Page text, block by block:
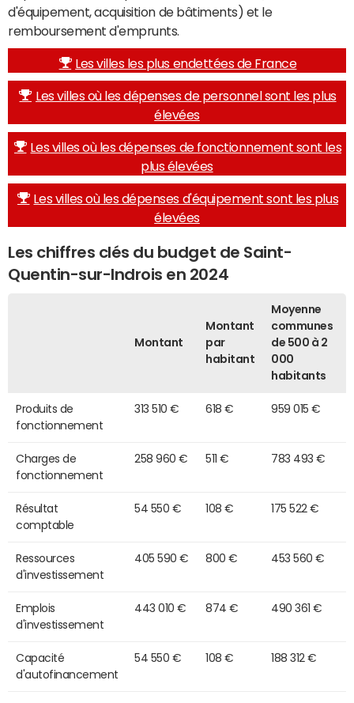
d'équipement, acquisition de bâtiments) et le
remboursement d'emprunts.
Les villes les plus endettées de France
Les villes où les dépenses de personnel sont les plus
élevées
Les villes où les dépenses de fonctionnement sont les
plus élevées
Les villes où les dépenses d'équipement sont les plus
élevées
Les chiffres clés du budget de Saint-
Quentin-sur-Indrois en 2024
Montant
Montant
par
habitant
Moyenne
communes
de 500 à 2
000
habitants
Produits de
fonctionnement
313 510 € 618 € 959 015 €
Charges de
fonctionnement
258 960 € 511 € 783 493 €
Résultat
comptable
54 550 € 108 € 175 522 €
Ressources
d'investissement
405 590 € 800 € 453 560 €
Emplois
d'investissement
443 010 € 874 € 490 361 €
Capacité
d'autofinancement
54 550 € 108 € 188 312 €